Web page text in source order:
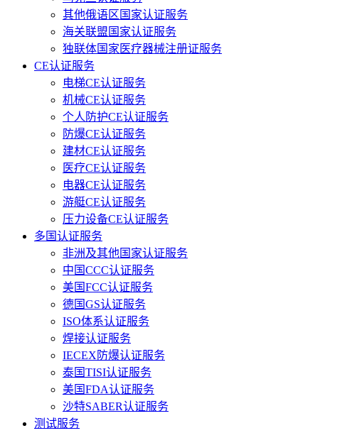
其他俄语区国家认证服务
海关联盟国家认证服务
独联体国家医疗器械注册证服务
CE认证服务
电梯CE认证服务
机械CE认证服务
个人防护CE认证服务
防爆CE认证服务
建材CE认证服务
医疗CE认证服务
电器CE认证服务
游艇CE认证服务
压力设备CE认证服务
多国认证服务
非洲及其他国家认证服务
中国CCC认证服务
美国FCC认证服务
德国GS认证服务
ISO体系认证服务
焊接认证服务
IECEX防爆认证服务
泰国TISI认证服务
美国FDA认证服务
沙特SABER认证服务
测试服务